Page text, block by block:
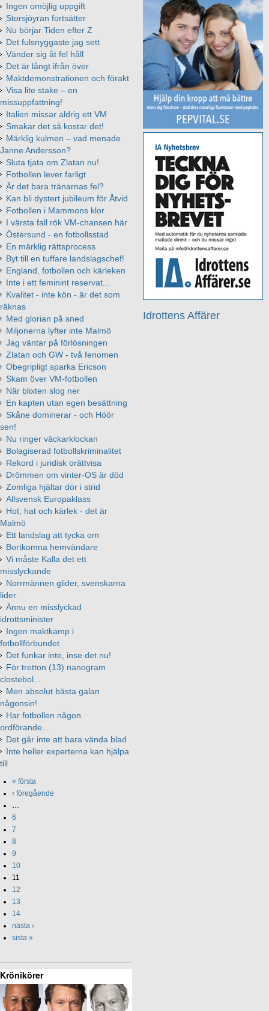
Idrottens Affärer
Ingen omöjlig uppgift
Storsjöyran fortsätter
Nu börjar Tiden efter Z
Det fulsnyggaste jag sett
Vänder sig åt fel håll
Det är långt ifrån över
Maktdemonstrationen och förakt
Visa lite stake – en
missuppfattning!
Italien missar aldrig ett VM
Smakar det så kostar det!
Märklig kulmen – vad menade
Janne Andersson?
Sluta tjata om Zlatan nu!
Fotbollen lever farligt
Är det bara tränarnas fel?
Kan bli dystert jubileum för Åtvid
Fotbollen i Mammons klor
I värsta fall rök VM-chansen här
Östersund - en fotbollsstad
En märklig rättsprocess
Byt till en tuffare landslagschef!
England, fotbollen och kärleken
Inte i ett feminint reservat...
Kvalitet - inte kön - är det som
räknas
Med glorian på sned
Miljonerna lyfter inte Malmö
Jag väntar på förlösningen
Zlatan och GW - två fenomen
Obegripligt sparka Ericson
Skam över VM-fotbollen
När blixten slog ner
En kapten utan egen besättning
Skåne dominerar - och Höör
sen!
Nu ringer väckarklockan
Bolagiserad fotbollskriminalitet
Rekord i juridisk orättvisa
Drömmen om vinter-OS är död
Zomliga hjältar dör i strid
Allsvensk Europaklass
Hot, hat och kärlek - det är
Malmö
Ett landslag att tycka om
Bortkomna hemvändare
Vi måste Kalla det ett
misslyckande
Norrmännen glider, svenskarna
lider
Ännu en misslyckad
idrottsminister
Ingen maktkamp i
fotbollförbundet
Det funkar inte, inse det nu!
För tretton (13) nanogram
clostebol...
Men absolut bästa galan
någonsin!
Har fotbollen någon
ordförande...
Det går inte att bara vända blad
Inte heller experterna kan hjälpa
till
« första
‹ föregående
6
7
8
9
10
11
12
13
14
nästa ›
sista »
Krönikörer